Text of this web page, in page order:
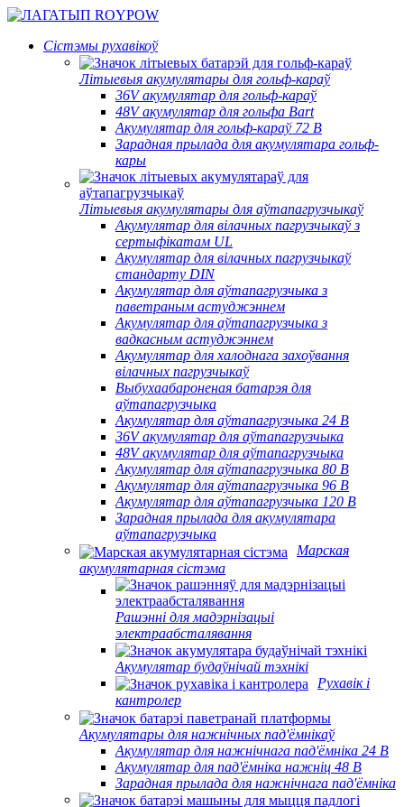
Сістэмы рухавікоў
Літыевыя акумулятары для гольф-караў
36V акумулятар для гольф-караў
48V акумулятар для гольфа Bart
Акумулятар для гольф-караў 72 В
Зарадная прылада для акумулятара гольф-
кары
Літыевыя акумулятары для аўтапагрузчыкаў
Акумулятар для вілачных пагрузчыкаў з
сертыфікатам UL
Акумулятар для вілачных пагрузчыкаў
стандарту DIN
Акумулятар для аўтапагрузчыка з
паветраным астуджэннем
Акумулятар для аўтапагрузчыка з
вадкасным астуджэннем
Акумулятар для халоднага захоўвання
вілачных пагрузчыкаў
Выбухаабароненая батарэя для
аўтапагрузчыка
Акумулятар для аўтапагрузчыка 24 В
36V акумулятар для аўтапагрузчыка
48V акумулятар для аўтапагрузчыка
Акумулятар для аўтапагрузчыка 80 В
Акумулятар для аўтапагрузчыка 96 В
Акумулятар для аўтапагрузчыка 120 В
Зарадная прылада для акумулятара
аўтапагрузчыка
Марская
акумулятарная сістэма
Рашэнні для мадэрнізацыі
электраабсталявання
Акумулятар будаўнічай тэхнікі
Рухавік і
кантролер
Акумулятары для нажнічных пад'ёмнікаў
Акумулятар для нажнічнага пад'ёмніка 24 В
Акумулятар для пад'ёмніка нажніц 48 В
Зарадная прылада для нажнічнага пад'ёмніка